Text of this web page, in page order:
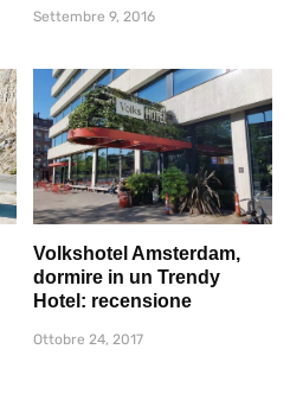
Settembre 9, 2016
Volkshotel Amsterdam,
dormire in un Trendy
Hotel: recensione
Ottobre 24, 2017